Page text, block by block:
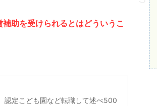
助を受けられるとはどういうこ
認定こども園など転職して述べ500